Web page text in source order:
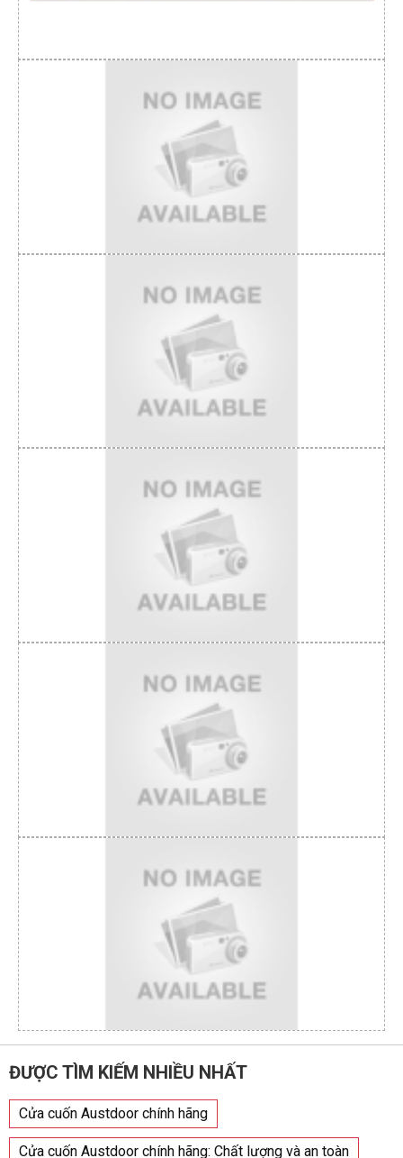
ĐƯỢC TÌM KIẾM NHIỀU NHẤT
Cửa cuốn Austdoor chính hãng
Cửa cuốn Austdoor chính hãng: Chất lượng và an toàn